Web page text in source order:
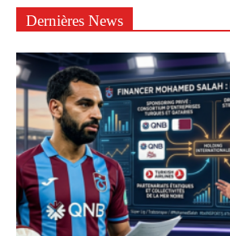
Dernières News